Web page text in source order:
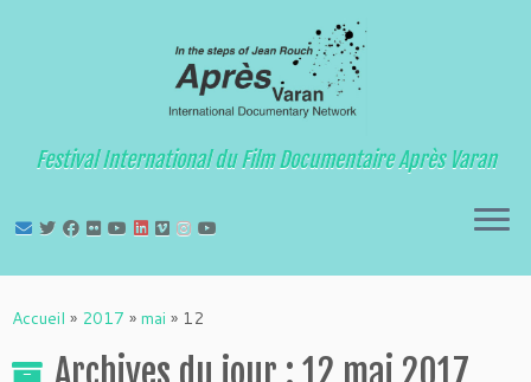
au
Festival International du Film Documentaire Après Varan
Accueil » 2017 » mai » 12